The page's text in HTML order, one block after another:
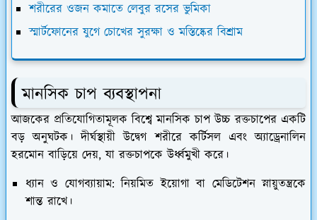
শরীরের ওজন কমাতে লেবুর রসের ভুমিকা
স্মার্টফোনের যুগে চোখের সুরক্ষা ও মস্তিষ্কের বিশ্রাম
​মানসিক চাপ ব্যবস্থাপনা
​আজকের প্রতিযোগিতামূলক বিশ্বে মানসিক চাপ উচ্চ রক্তচাপের একটি
বড় অনুঘটক। দীর্ঘস্থায়ী উদ্বেগ শরীরে কর্টিসল এবং অ্যাড্রেনালিন
হরমোন বাড়িয়ে দেয়, যা রক্তচাপকে উর্ধ্বমুখী করে।
ধ্যান ও যোগব্যায়াম: নিয়মিত ইয়োগা বা মেডিটেশন স্নায়ুতন্ত্রকে
শান্ত রাখে।